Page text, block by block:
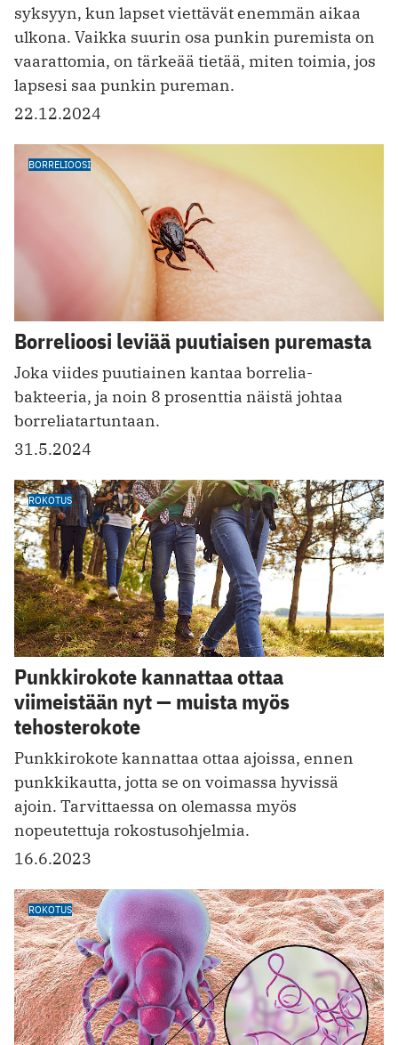
syksyyn, kun lapset viettävät enemmän aikaa
ulkona. Vaikka suurin osa punkin puremista on
vaarattomia, on tärkeää tietää, miten toimia, jos
lapsesi saa punkin pureman.
22.12.2024
BORRELIOOSI
Borrelioosi leviää puutiaisen puremasta
Joka viides puutiainen kantaa borrelia-
bakteeria, ja noin 8 prosenttia näistä johtaa
borreliatartuntaan.
31.5.2024
ROKOTUS
Punkkirokote kannattaa ottaa
viimeistään nyt — muista myös
tehosterokote
Punkkirokote kannattaa ottaa ajoissa, ennen
punkkikautta, jotta se on voimassa hyvissä
ajoin. Tarvittaessa on olemassa myös
nopeutettuja rokostusohjelmia.
16.6.2023
ROKOTUS